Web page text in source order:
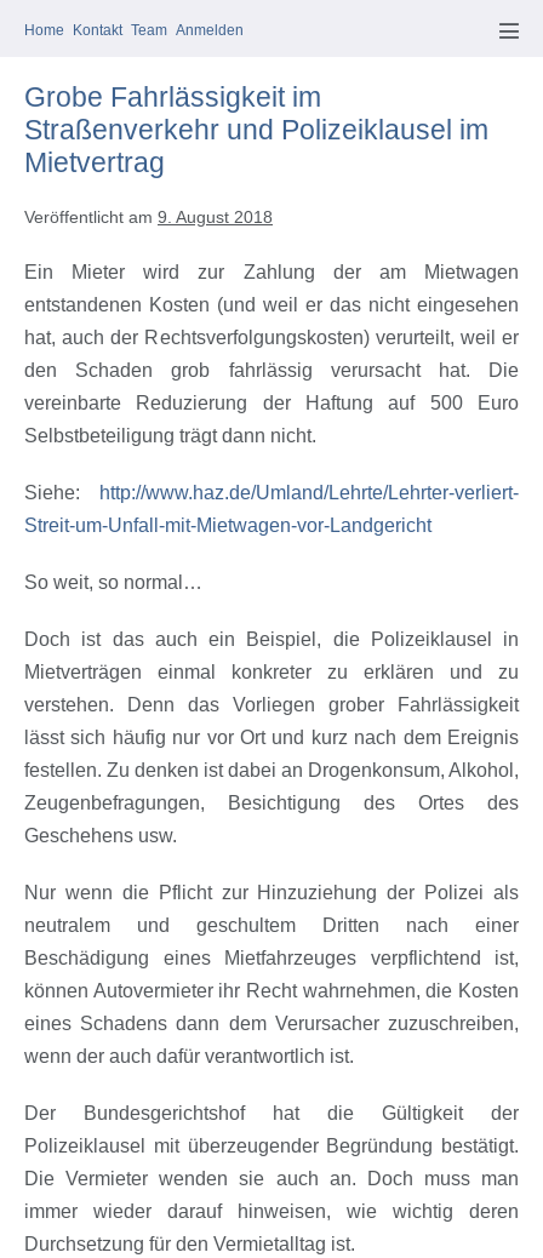
Home Kontakt Team Anmelden
Grobe Fahrlässigkeit im
Straßenverkehr und Polizeiklausel im
Mietvertrag
Veröffentlicht am 9. August 2018
Ein Mieter wird zur Zahlung der am Mietwagen
entstandenen Kosten (und weil er das nicht eingesehen
hat, auch der Rechtsverfolgungskosten) verurteilt, weil er
den Schaden grob fahrlässig verursacht hat. Die
vereinbarte Reduzierung der Haftung auf 500 Euro
Selbstbeteiligung trägt dann nicht.
Siehe:
http://www.haz.de/Umland/Lehrte/Lehrter-verliert-
Streit-um-Unfall-mit-Mietwagen-vor-Landgericht
So weit, so normal…
Doch ist das auch ein Beispiel, die Polizeiklausel in
Mietverträgen einmal konkreter zu erklären und zu
verstehen. Denn das Vorliegen grober Fahrlässigkeit
lässt sich häufig nur vor Ort und kurz nach dem Ereignis
festellen. Zu denken ist dabei an Drogenkonsum, Alkohol,
Zeugenbefragungen, Besichtigung des Ortes des
Geschehens usw.
Nur wenn die Pflicht zur Hinzuziehung der Polizei als
neutralem und geschultem Dritten nach einer
Beschädigung eines Mietfahrzeuges verpflichtend ist,
können Autovermieter ihr Recht wahrnehmen, die Kosten
eines Schadens dann dem Verursacher zuzuschreiben,
wenn der auch dafür verantwortlich ist.
Der Bundesgerichtshof hat die Gültigkeit der
Polizeiklausel mit überzeugender Begründung bestätigt.
Die Vermieter wenden sie auch an. Doch muss man
immer wieder darauf hinweisen, wie wichtig deren
Durchsetzung für den Vermietalltag ist.